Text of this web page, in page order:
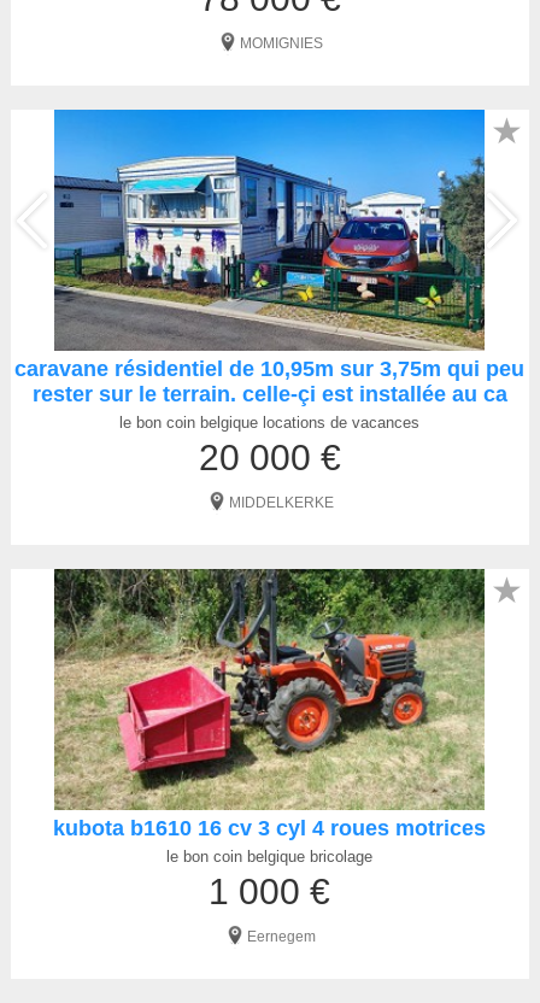
MOMIGNIES
caravane résidentiel de 10,95m sur 3,75m qui peu
rester sur le terrain. celle-çi est installée au ca
le bon coin belgique locations de vacances
20 000 €
MIDDELKERKE
★
kubota b1610 16 cv 3 cyl 4 roues motrices
le bon coin belgique bricolage
1 000 €
Eernegem
★